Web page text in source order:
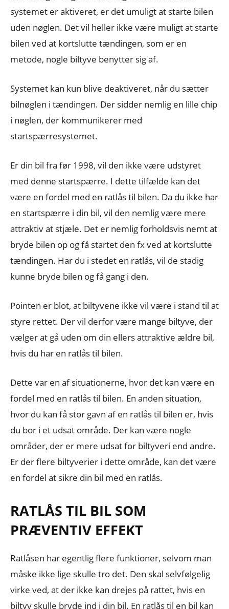
systemet er aktiveret, er det umuligt at starte bilen
uden nøglen. Det vil heller ikke være muligt at starte
bilen ved at kortslutte tændingen, som er en
metode, nogle biltyve benytter sig af.
Systemet kan kun blive deaktiveret, når du sætter
bilnøglen i tændingen. Der sidder nemlig en lille chip
i nøglen, der kommunikerer med
startspærresystemet.
Er din bil fra før 1998, vil den ikke være udstyret
med denne startspærre. I dette tilfælde kan det
være en fordel med en ratlås til bilen. Da du ikke har
en startspærre i din bil, vil den nemlig være mere
attraktiv at stjæle. Det er nemlig forholdsvis nemt at
bryde bilen op og få startet den fx ved at kortslutte
tændingen. Har du i stedet en ratlås, vil de stadig
kunne bryde bilen og få gang i den.
Pointen er blot, at biltyvene ikke vil være i stand til at
styre rettet. Der vil derfor være mange biltyve, der
vælger at gå uden om din ellers attraktive ældre bil,
hvis du har en ratlås til bilen.
Dette var en af situationerne, hvor det kan være en
fordel med en ratlås til bilen. En anden situation,
hvor du kan få stor gavn af en ratlås til bilen er, hvis
du bor i et udsat område. Der kan være nogle
områder, der er mere udsat for biltyveri end andre.
Er der flere biltyverier i dette område, kan det være
en fordel at sikre din bil med en ratlås.
RATLÅS TIL BIL SOM
PRÆVENTIV EFFEKT
Ratlåsen har egentlig flere funktioner, selvom man
måske ikke lige skulle tro det. Den skal selvfølgelig
virke ved, at der ikke kan drejes på rattet, hvis en
biltyv skulle bryde ind i din bil. En ratlås til en bil kan